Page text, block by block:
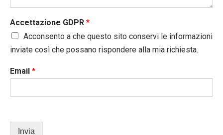
Accettazione GDPR *
Acconsento a che questo sito conservi le informazioni
inviate così che possano rispondere alla mia richiesta.
Email *
Invia